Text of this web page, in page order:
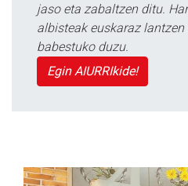
jaso eta zabaltzen ditu.
albisteak euskaraz
babestuko duzu.
Egin AIURRIkide!